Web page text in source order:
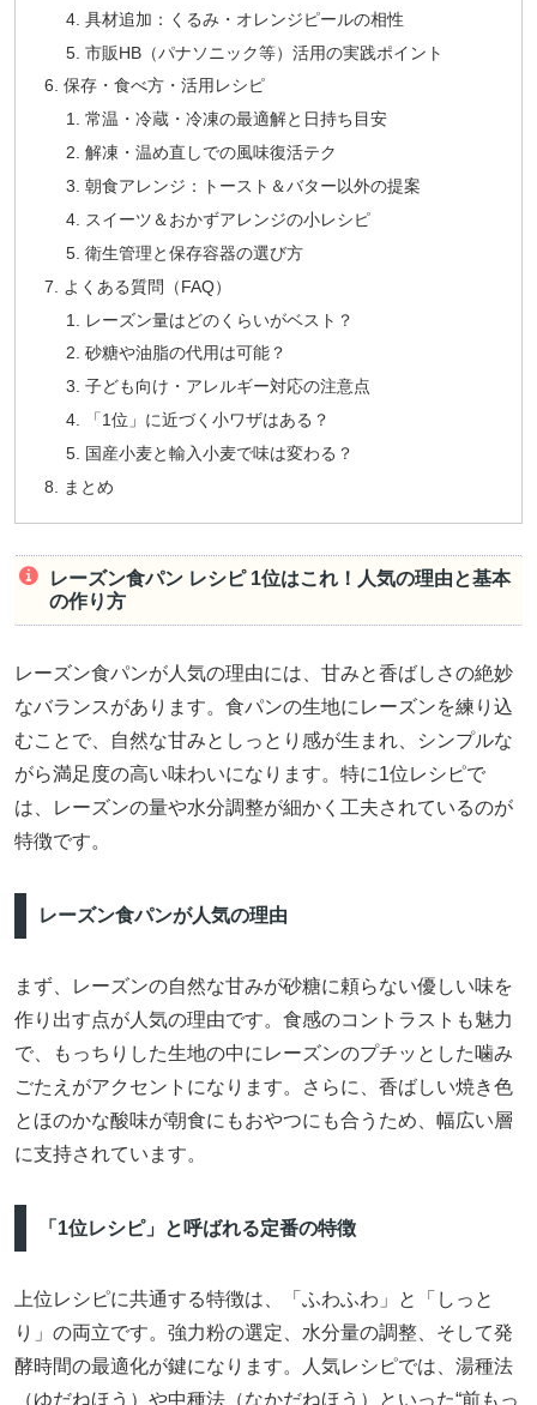
具材追加：くるみ・オレンジピールの相性
市販HB（パナソニック等）活用の実践ポイント
保存・食べ方・活用レシピ
常温・冷蔵・冷凍の最適解と日持ち目安
解凍・温め直しでの風味復活テク
朝食アレンジ：トースト＆バター以外の提案
スイーツ＆おかずアレンジの小レシピ
衛生管理と保存容器の選び方
よくある質問（FAQ）
レーズン量はどのくらいがベスト？
砂糖や油脂の代用は可能？
子ども向け・アレルギー対応の注意点
「1位」に近づく小ワザはある？
国産小麦と輸入小麦で味は変わる？
まとめ
レーズン食パン レシピ 1位はこれ！人気の理由と基本
の作り方
レーズン食パンが人気の理由には、甘みと香ばしさの絶妙
なバランスがあります。食パンの生地にレーズンを練り込
むことで、自然な甘みとしっとり感が生まれ、シンプルな
がら満足度の高い味わいになります。特に1位レシピで
は、レーズンの量や水分調整が細かく工夫されているのが
特徴です。
レーズン食パンが人気の理由
まず、レーズンの自然な甘みが砂糖に頼らない優しい味を
作り出す点が人気の理由です。食感のコントラストも魅力
で、もっちりした生地の中にレーズンのプチッとした噛み
ごたえがアクセントになります。さらに、香ばしい焼き色
とほのかな酸味が朝食にもおやつにも合うため、幅広い層
に支持されています。
「1位レシピ」と呼ばれる定番の特徴
上位レシピに共通する特徴は、「ふわふわ」と「しっと
り」の両立です。強力粉の選定、水分量の調整、そして発
酵時間の最適化が鍵になります。人気レシピでは、湯種法
（ゆだねほう）や中種法（なかだねほう）といった“前もっ